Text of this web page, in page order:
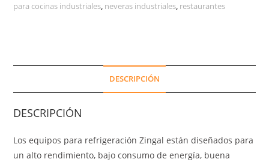
para cocinas industriales, neveras industriales, restaurantes
DESCRIPCIÓN
DESCRIPCIÓN
Los equipos para refrigeración Zingal están diseñados para
un alto rendimiento, bajo consumo de energía, buena